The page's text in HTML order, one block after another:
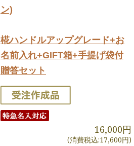
ン)
椛ハンドルアップグレード+お
名前入れ+GIFT箱+手提げ袋付
贈答セット
16,000円
(消費税込:17,600円)